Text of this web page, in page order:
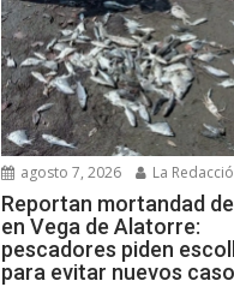
agosto 7, 2026 La
Reportan mortandad
en Vega de Alatorre:
pescadores piden
para evitar nuevos